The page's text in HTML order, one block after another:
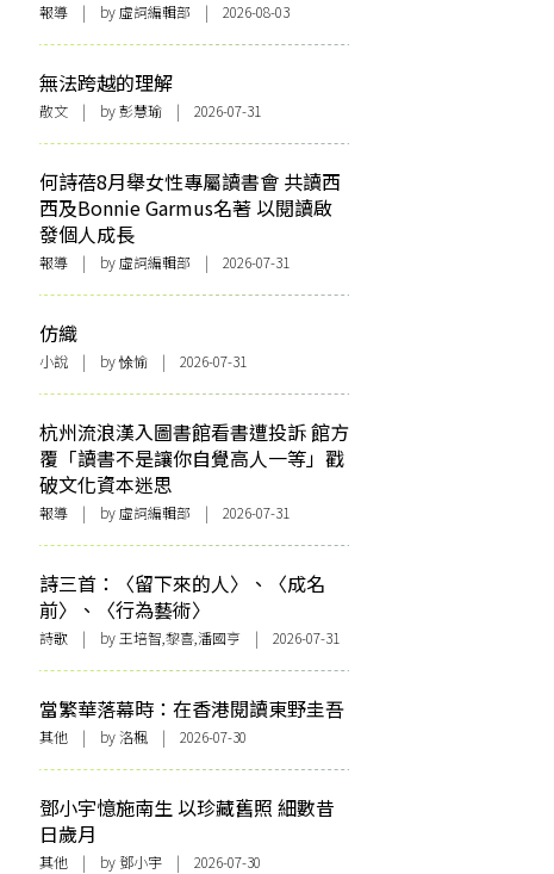
報導 | by 虛詞編輯部 | 2026-08-03
無法跨越的理解
散文 | by 彭慧瑜 | 2026-07-31
何詩蓓8月舉女性專屬讀書會 共讀西
西及Bonnie Garmus名著 以閱讀啟
發個人成長
報導 | by 虛詞編輯部 | 2026-07-31
仿織
小說 | by 悇愉 | 2026-07-31
杭州流浪漢入圖書館看書遭投訴 館方
覆「讀書不是讓你自覺高人一等」戳
破文化資本迷思
報導 | by 虛詞編輯部 | 2026-07-31
詩三首：〈留下來的人〉、〈成名
前〉、〈行為藝術〉
詩歌 | by 王培智,黎喜,潘國亨 | 2026-07-31
當繁華落幕時：在香港閱讀東野圭吾
其他 | by洛楓 | 2026-07-30
鄧小宇憶施南生 以珍藏舊照 細數昔
日歲月
其他 | by 鄧小宇 | 2026-07-30